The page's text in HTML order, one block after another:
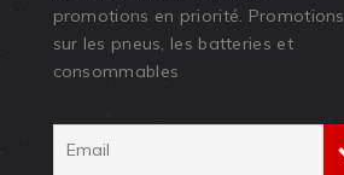
promotions en priorité. Promotions
sur les pneus, les batteries et
consommables